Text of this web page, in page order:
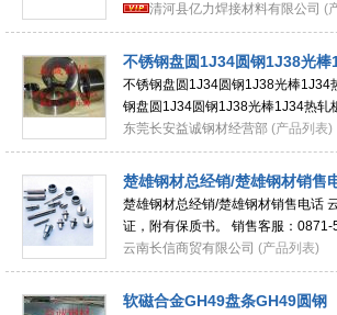
效不锈钢焊
清河县亿力焊接材料有限公司 (
不锈钢盘圆1J34圆钢1J38光棒
不锈钢盘圆1J34圆钢1J38光棒1J34
钢盘圆1J34圆钢1J38光棒1J34热
合金1J34 1J38 1J41板棒卷线材成份
东莞长安益诚钢材经营部 (产品列表)
楚雄钢材总经销/楚雄钢材销售
楚雄钢材总经销/楚雄钢材销售电话
证，附有保质书。 销售客服：
1498514105 邮箱：
云南长信商贸有限公司 (产品列表)
软磁合金GH49盘条GH49圆钢